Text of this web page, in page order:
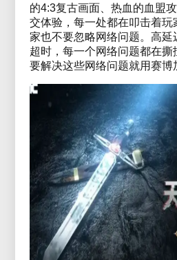
的4:3复古画面、热血的血盟
交体验，每一处都在叩击着玩
家也不要忽略网络问题。高延
超时，每一个网络问题都在撕
要解决这些网络问题就用赛博